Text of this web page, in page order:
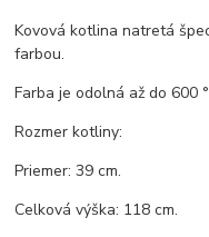
Kovová kotlina natretá
farbou.
Farba je odolná až do 600
Rozmer kotliny:
Priemer: 39 cm.
Celková výška: 118 cm.